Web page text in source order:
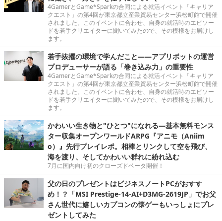
4GamerとGame*Sparkの合同による就活イベント「キャリア
クエスト」の第4回が東京都立産業貿易センター浜松町館で開催
されました。このイベントに合わせ、自身の就活時のエピソー
ドを若手クリエイターに聞いてみたので、その模様をお届けし
ます。
若手抜擢の環境で学んだこと――アプリボットの運営
プロデューサーが語る「巻き込み力」の重要性
4GamerとGame*Sparkの合同による就活イベント「キャリア
クエスト」の第4回が東京都立産業貿易センター浜松町館で開催
されました。このイベントに合わせ、自身の就活時のエピソー
ドを若手クリエイターに聞いてみたので、その模様をお届けし
ます。
かわいい生き物と"ひとつ"になれる―基本無料モンス
ター収集オープンワールドARPG『アニモ（Aniim
o）』先行プレイレポ。相棒とリンクして空を飛び、
海を渡り、そしてかわいい群れに紛れ込む
7月に国内向け初のクローズドベータ開催！
父の日のプレゼントはビジネスノートPCがおすす
め！？「MSI Prestige-14-AI+D3MG-2619JP」でお父
さん世代に嬉しいカプコンの懐ゲーもいっしょにプレ
ゼントしてみた